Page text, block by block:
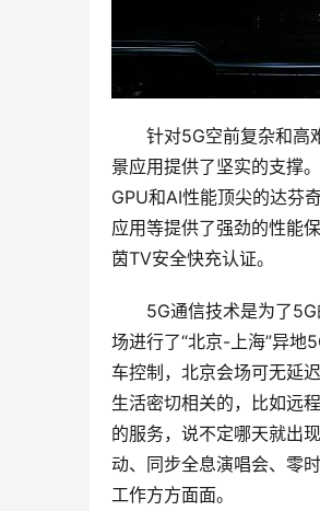
针对5G空前复杂和高
景应用提供了坚实的支撑
GPU和AI性能顶尖的达芬
应用等提供了强劲的性能
茵TV安全快充认证。
5G通信技术是为了
场进行了“北京-上海”异地
车控制，北京会场可无延
生活密切相关的，比如远
的服务，说不定哪天就出
动、同步全息演唱会、零
工作方方面面。